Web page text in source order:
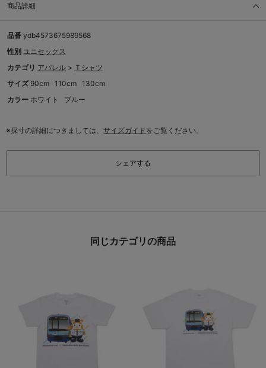
商品詳細
品番 ydb4573675989568
性別 ユニセックス
カテゴリ アパレル > Ｔシャツ
サイズ 90cm 110cm
130cm
カラー ホワイト ブルー
※採寸の詳細につきましては、 サイズガイドをご覧ください。
シェアする
同じカテゴリの商品